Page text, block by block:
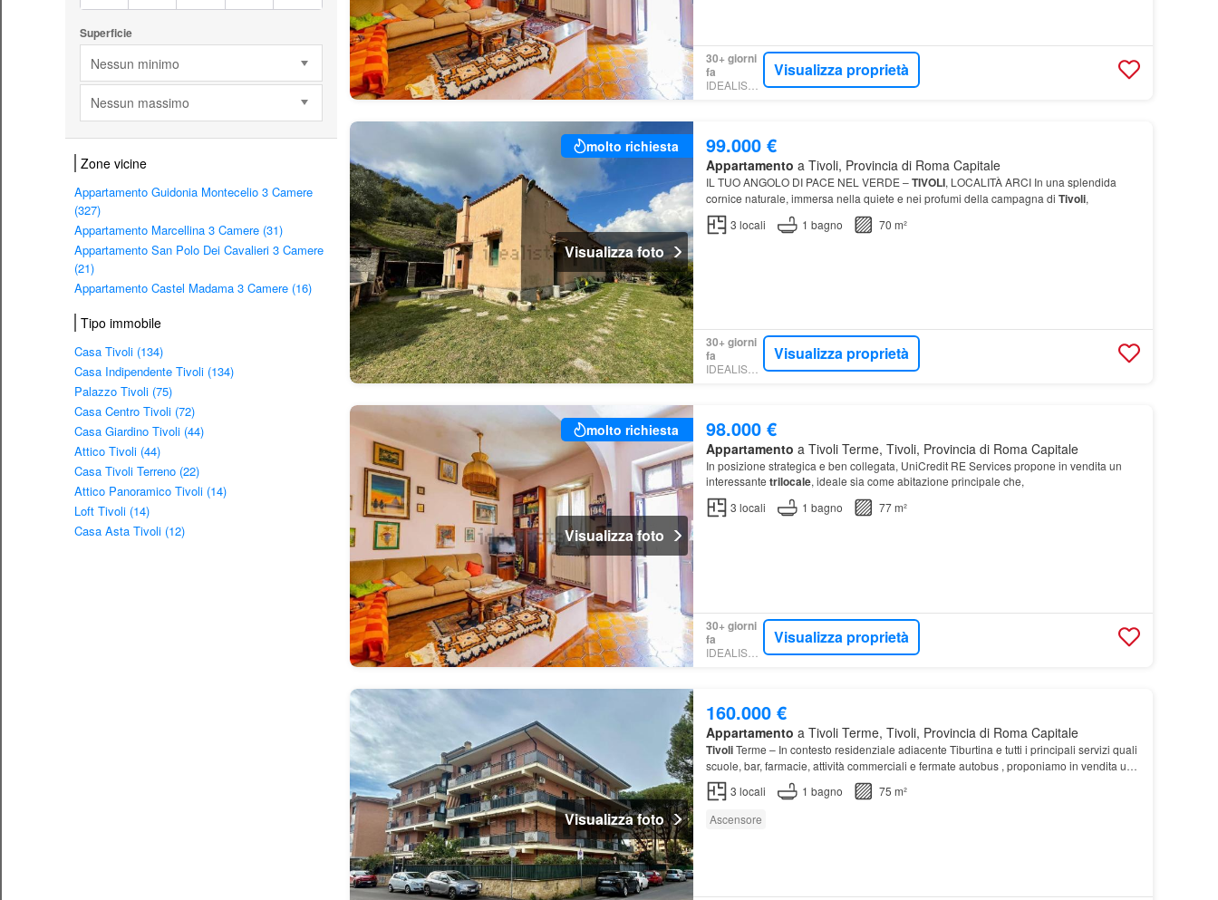
Superficie
Nessun minimo
Nessun massimo
Zone vicine
Appartamento Guidonia Montecelio 3 Camere
(327)
Appartamento Marcellina 3 Camere (31)
Appartamento San Polo Dei Cavalieri 3 Camere
(21)
Appartamento Castel Madama 3 Camere (16)
Tipo immobile
Casa Tivoli (134)
Casa Indipendente Tivoli (134)
Palazzo Tivoli (75)
Casa Centro Tivoli (72)
Casa Giardino Tivoli (44)
Attico Tivoli (44)
Casa Tivoli Terreno (22)
Attico Panoramico Tivoli (14)
Loft Tivoli (14)
Casa Asta Tivoli (12)
30+ giorni
fa
IDEALISTA.IT
Visualizza proprietà
molto richiesta
Visualizza foto
99.000 €
Appartamento a Tivoli, Provincia di Roma Capitale
IL TUO ANGOLO DI PACE NEL VERDE –TIVOLI, LOCALITÀ ARCI In una splendida
cornice naturale, immersa nella quiete e nei profumi della campagna di Tivoli,
3 locali 1 bagno 70 m²
30+ giorni
fa
IDEALISTA.IT
Visualizza proprietà
molto richiesta
Visualizza foto
98.000 €
Appartamento a Tivoli Terme, Tivoli, Provincia di Roma Capitale
In posizione strategica e ben collegata, UniCredit RE Services propone in vendita un
interessante trilocale, ideale sia come abitazione principale che,
3 locali 1 bagno 77 m²
30+ giorni
fa
IDEALISTA.IT
Visualizza proprietà
Visualizza foto
160.000 €
Appartamento a Tivoli Terme, Tivoli, Provincia di Roma Capitale
TivoliTerme – In contesto residenziale adiacente Tiburtina e tutti i principali servizi quali
scuole, bar, farmacie, attività commerciali e fermate autobus , proponiamo in vendita un
luminoso
appartamento posto al terzo pian…
3 locali 1 bagno
75 m²
Ascensore